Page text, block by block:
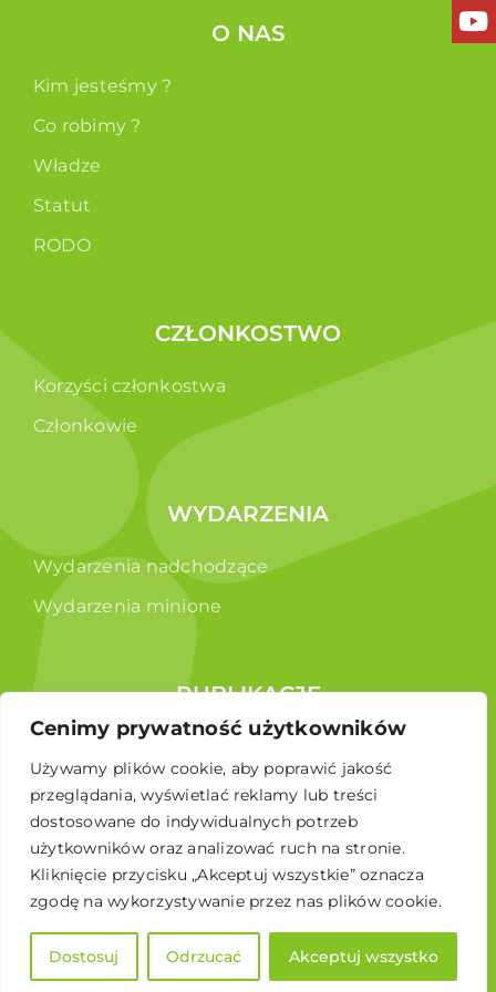
Cenimy prywatność użytkowników
Używamy plików cookie, aby poprawić jakość
przeglądania, wyświetlać reklamy lub treści
dostosowane do indywidualnych potrzeb
użytkowników oraz analizować ruch na stronie.
Kliknięcie przycisku „Akceptuj wszystkie” oznacza
zgodę na wykorzystywanie przez nas plików cookie.
Dostosuj Odrzucać Akceptuj wszystko
O NAS
Kim jesteśmy ?
Co robimy ?
Władze
Statut
RODO
CZŁONKOSTWO
Korzyści członkostwa
Członkowie
WYDARZENIA
Wydarzenia nadchodzące
Wydarzenia minione
PUBLIKACJE
Raporty
Broszura edukacyjna
© 2026 Polskie Stowarzyszenie Energetyki Wiatrowej